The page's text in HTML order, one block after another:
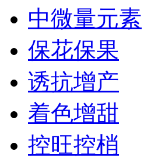
中微量元素
保花保果
诱抗增产
着色增甜
控旺控梢